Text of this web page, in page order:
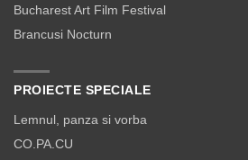
Bucharest Art Film Festival
Brancusi Nocturn
PROIECTE SPECIALE
Lemnul, panza si vorba
CO.PA.CU